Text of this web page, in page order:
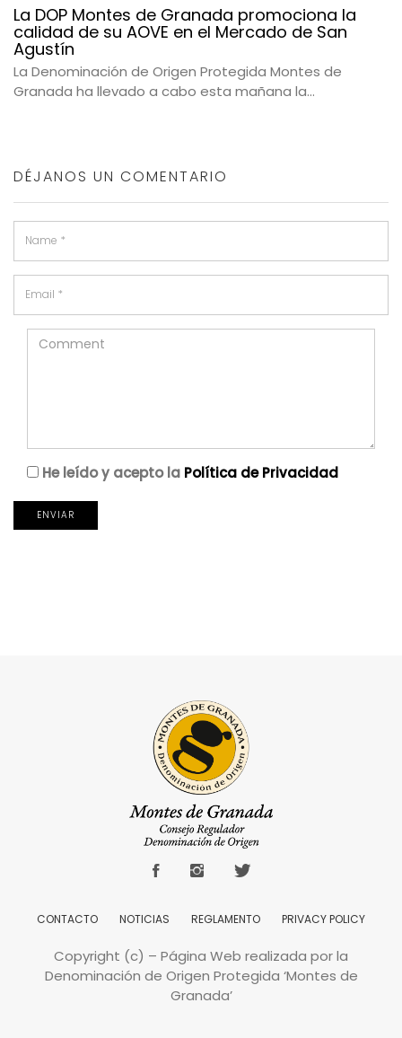
La DOP Montes de Granada promociona la
calidad de su AOVE en el Mercado de San
Agustín
La Denominación de Origen Protegida Montes de
Granada ha llevado a cabo esta mañana la...
DÉJANOS UN COMENTARIO
He leído y acepto la Política de Privacidad
CONTACTO NOTICIAS REGLAMENTO PRIVACY POLICY
Copyright (c) – Página Web realizada por la
Denominación de Origen Protegida ‘Montes de
Granada’